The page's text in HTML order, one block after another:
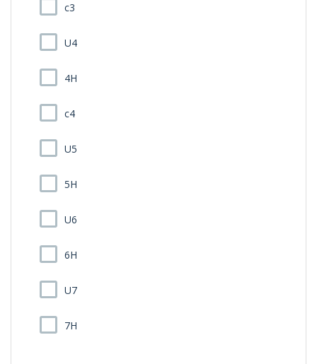
c3
U4
4H
c4
U5
5H
U6
6H
U7
7H